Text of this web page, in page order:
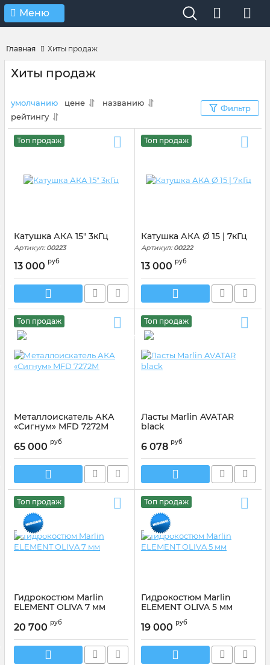
Verification: 4d3cd267c9851eb4
Меню
Главная Хиты продаж
Хиты продаж
умолчанию цене
названию
рейтингу
Фильтр
Топ продаж
Катушка АКА 15" 3кГц
Артикул:00223
13 000 руб
Топ продаж
Катушка АКА Ø 15 | 7кГц
Артикул:00222
13 000 руб
Топ продаж
Металлоискатель АКА
«Сигнум» MFD 7272М
00001
65 000 руб
Топ продаж
Ласты Marlin AVATAR
black
Артикул: 217330
6 078 руб
Топ продаж
Гидрокостюм Marlin
ELEMENT OLIVA 7 мм
217272
20 700 руб
Топ продаж
Гидрокостюм Marlin
ELEMENT OLIVA 5 мм
217264
19 000 руб